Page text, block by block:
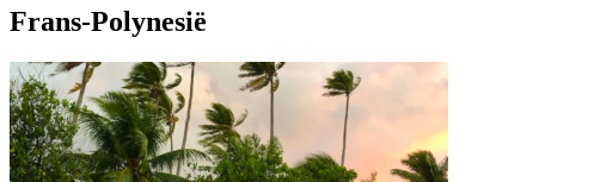
Frans-Polynesië